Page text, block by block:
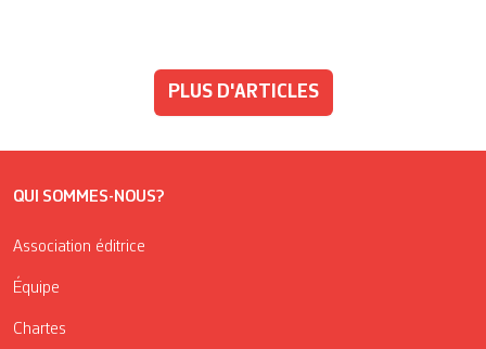
PLUS D'ARTICLES
QUI SOMMES-NOUS?
Association éditrice
Équipe
Chartes